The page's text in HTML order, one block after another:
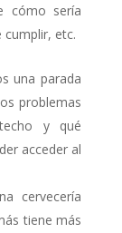
cómo sería
cumplir, etc.
una parada
problemas
y qué
acceder al
cervecería
tiene más